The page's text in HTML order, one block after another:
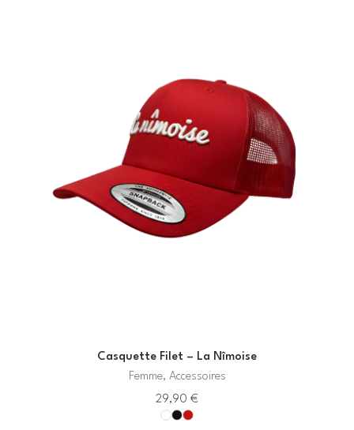
Casquette Filet – La Nîmoise
Femme, Accessoires
29,90 €